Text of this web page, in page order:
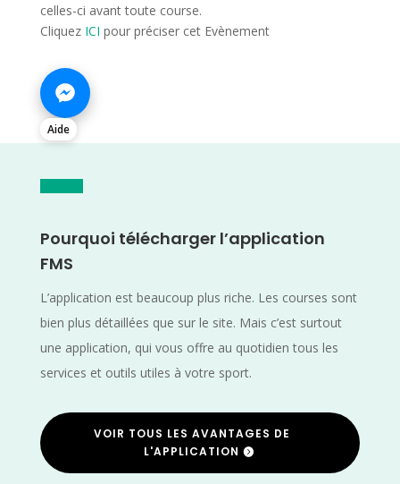
celles-ci avant toute course.
Cliquez ICI pour préciser cet Evènement
Aide
Pourquoi télécharger l’application
FMS
L’application est beaucoup plus riche. Les courses sont
bien plus détaillées que sur le site. Mais c’est surtout
une application, qui vous offre au quotidien tous les
services et outils utiles à votre sport.
VOIR TOUS LES AVANTAGES DE
L'APPLICATION